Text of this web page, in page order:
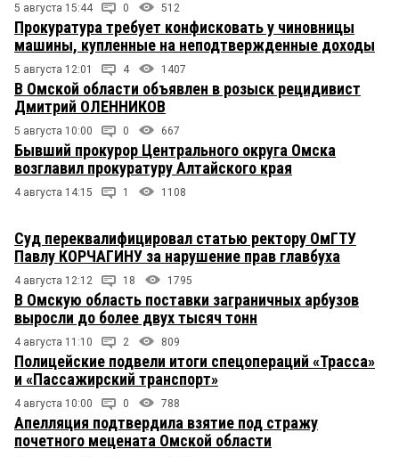
5 августа 15:44 0 512
Прокуратура требует конфисковать у чиновницы
машины, купленные на неподтвержденные доходы
5 августа 12:01 4 1407
В Омской области объявлен в розыск рецидивист
Дмитрий ОЛЕННИКОВ
5 августа 10:00 0 667
Бывший прокурор Центрального округа Омска
возглавил прокуратуру Алтайского края
4 августа 14:15 1 1108
Суд переквалифицировал статью ректору ОмГТУ
Павлу КОРЧАГИНУ за нарушение прав главбуха
4 августа 12:12 18 1795
В Омскую область поставки заграничных арбузов
выросли до более двух тысяч тонн
4 августа 11:10 2 809
Полицейские подвели итоги спецопераций «Трасса»
и «Пассажирский транспорт»
4 августа 10:00 0 788
Апелляция подтвердила взятие под стражу
почетного мецената Омской области